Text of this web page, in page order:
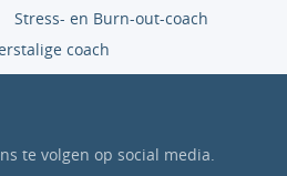
Stress- en Burn-out-coach
coach
te volgen op social media.